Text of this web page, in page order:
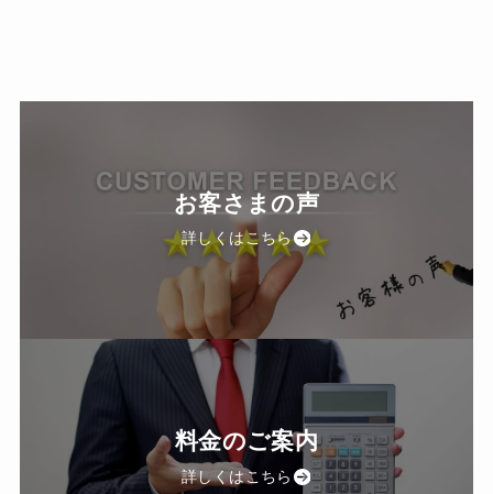
お客さまの声
詳しくはこちら
料金のご案内
詳しくはこちら